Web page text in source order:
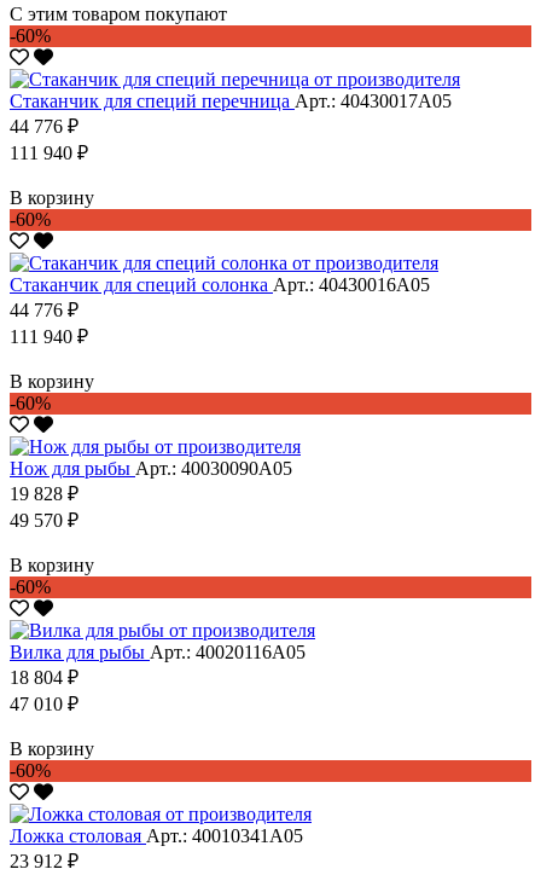
С этим товаром покупают
-60%
Стаканчик для специй перечница Арт.: 40430017А05
44 776 ₽
111 940 ₽
В корзину
-60%
Стаканчик для специй солонка Арт.: 40430016А05
44 776 ₽
111 940 ₽
В корзину
-60%
Нож для рыбы Арт.: 40030090А05
19 828 ₽
49 570 ₽
В корзину
-60%
Вилка для рыбы Арт.: 40020116А05
18 804 ₽
47 010 ₽
В корзину
-60%
Ложка столовая Арт.: 40010341А05
23 912 ₽